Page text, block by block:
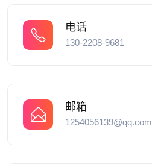
电话
130-2208-9681
邮箱
1254056139@qq.com